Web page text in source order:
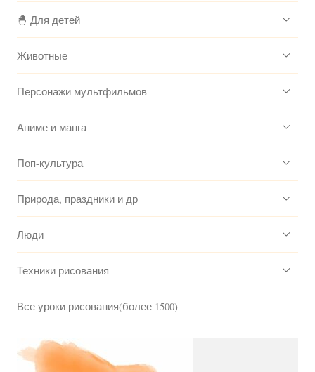
🐣 Для детей
Животные
Персонажи мультфильмов
Аниме и манга
Поп-культура
Природа, праздники и др
Люди
Техники рисования
Все уроки рисования(более 1500)